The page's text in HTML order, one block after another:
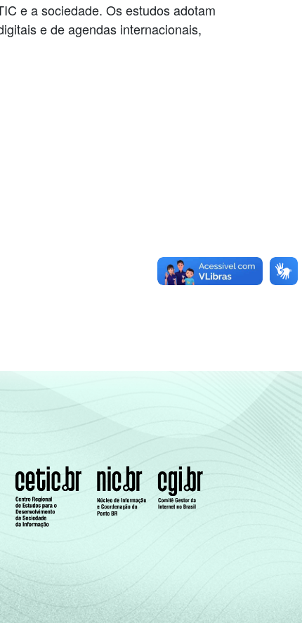
e a sociedade. Os estudos adotam
e de agendas internacionais,